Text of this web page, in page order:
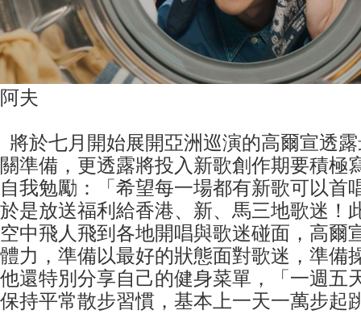
阿夫
將於七月開始展開亞洲巡演的高爾宣透
關準備，更透露將投入新歌創作期要積極
自我勉勵：「希望每一場都有新歌可以首
於是放送福利給香港、新、馬三地歌迷！
空中飛人飛到各地開唱與歌迷碰面，高爾
體力，準備以最好的狀態面對歌迷，準備
他還特別分享自己的健身菜單，「一週五
保持平常散步習慣，基本上一天一萬步起